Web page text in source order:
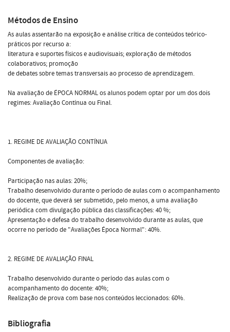
Métodos de Ensino
As aulas assentarão na exposição e análise crítica de conteúdos teórico-
práticos por recurso a:
literatura e suportes físicos e audiovisuais; exploração de métodos
colaborativos; promoção
de debates sobre temas transversais ao processo de aprendizagem.
Na avaliação de ÉPOCA NORMAL os alunos podem optar por um dos dois
regimes: Avaliação Contínua ou Final.
1. REGIME DE AVALIAÇÃO CONTÍNUA
Componentes de avaliação:
Participação nas aulas: 20%;
Trabalho desenvolvido durante o período de aulas com o acompanhamento
do docente, que deverá ser submetido, pelo menos, a uma avaliação
periódica com divulgação pública das classificações: 40 %;
Apresentação e defesa do trabalho desenvolvido durante as aulas, que
ocorre no período de "Avaliações Época Normal": 40%.
2. REGIME DE AVALIAÇÃO FINAL
Trabalho desenvolvido durante o período das aulas com o
acompanhamento do docente: 40%;
Realização de prova com base nos conteúdos leccionados: 60%.
Bibliografia